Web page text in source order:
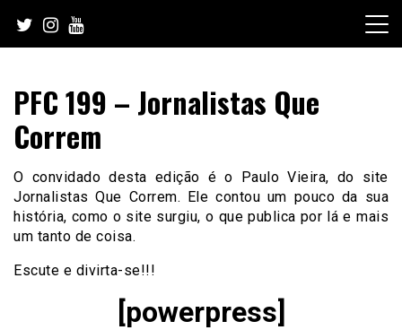
content
PFC 199 – Jornalistas Que
Correm
O convidado desta edição é o Paulo Vieira, do site
Jornalistas Que Correm. Ele contou um pouco da sua
história, como o site surgiu, o que publica por lá e mais
um tanto de coisa.
Escute e divirta-se!!!
[powerpress]